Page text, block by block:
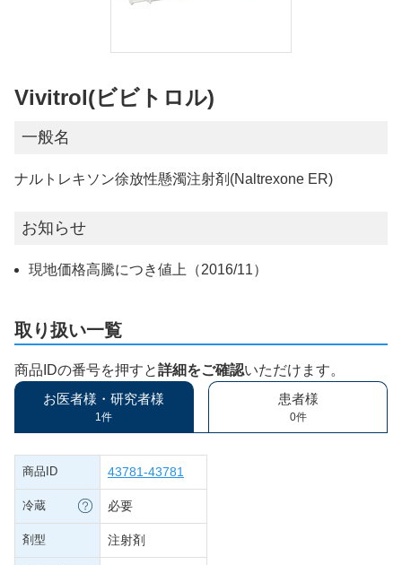
Vivitrol(ビビトロル)
一般名
ナルトレキソン徐放性懸濁注射剤(Naltrexone ER)
お知らせ
現地価格高騰につき値上（2016/11）
取り扱い一覧
商品IDの番号を押すと詳細をご確認いただけます。
お医者様・研究者様
1件
患者様
0件
商品ID 43781-43781
冷蔵 必要
剤型 注射剤